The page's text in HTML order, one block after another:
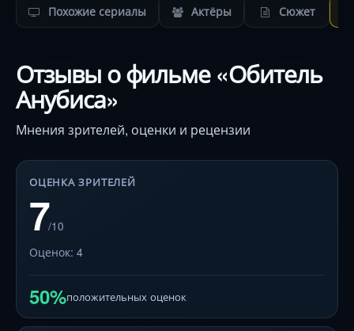
Похожие сериалы Актёры Сюжет
Отзывы о фильме «Обитель
Анубиса»
Мнения зрителей, оценки и рецензии
ОЦЕНКА ЗРИТЕЛЕЙ
7/10
Оценок: 4
50%положительных оценок